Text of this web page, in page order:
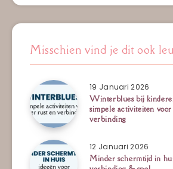
Misschien vind je dit ook
19 Januari 2026
Winterblues bij
simpele activiteiten
verbinding
12 Januari 2026
Minder schermtijd in